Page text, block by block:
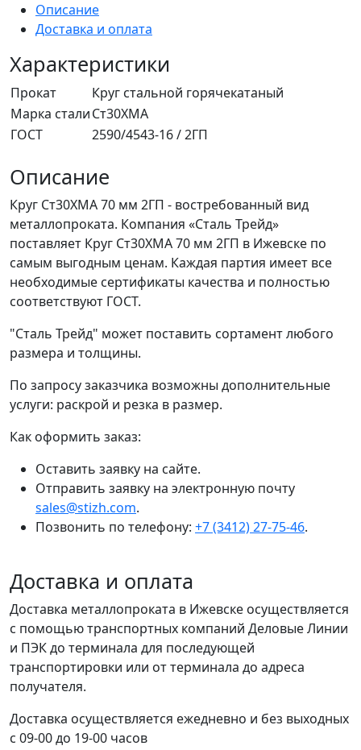
Описание
Доставка и оплата
Характеристики
Прокат
Круг стальной горячекатаный
Марка сталиСт30ХМА
ГОСТ
2590/4543-16 / 2ГП
Описание
Круг Ст30ХМА 70 мм 2ГП - востребованный вид
металлопроката. Компания «Сталь Трейд»
поставляет Круг Ст30ХМА 70 мм 2ГП в Ижевске по
самым выгодным ценам. Каждая партия имеет все
необходимые сертификаты качества и полностью
соответствуют ГОСТ.
"Сталь Трейд" может поставить сортамент любого
размера и толщины.
По запросу заказчика возможны дополнительные
услуги: раскрой и резка в размер.
Как оформить заказ:
Оставить заявку на сайте.
Отправить заявку на электронную почту
sales@stizh.com.
Позвонить по телефону: +7 (3412) 27-75-46.
Доставка и оплата
Доставка металлопроката в Ижевске осуществляется
с помощью транспортных компаний Деловые Линии
и ПЭК до терминала для последующей
транспортировки или от терминала до адреса
получателя.
Доставка осуществляется ежедневно и без выходных
с 09-00 до 19-00 часов